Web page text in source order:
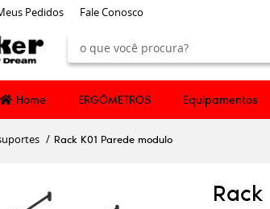
Pedidos Fale Conosco
Home ERGÔMETROS Equipamentos
Rack K01 Parede modulo